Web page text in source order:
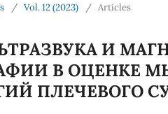
/ Vol. 12 (2023) / Articles
И
В ОЦЕНКЕ
ПЛЕЧЕВОГО